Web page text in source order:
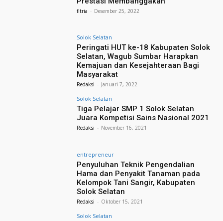
fitria - Desember 25, 2022
Solok Selatan
Peringati HUT ke-18 Kabupaten Solok
Selatan, Wagub Sumbar Harapkan
Kemajuan dan Kesejahteraan Bagi
Masyarakat
Redaksi - Januari 7, 2022
Solok Selatan
Tiga Pelajar SMP 1 Solok Selatan
Juara Kompetisi Sains Nasional 2021
Redaksi - November 16, 2021
entrepreneur
Penyuluhan Teknik Pengendalian
Hama dan Penyakit Tanaman pada
Kelompok Tani Sangir, Kabupaten
Solok Selatan
Redaksi - Oktober 15, 2021
Solok Selatan